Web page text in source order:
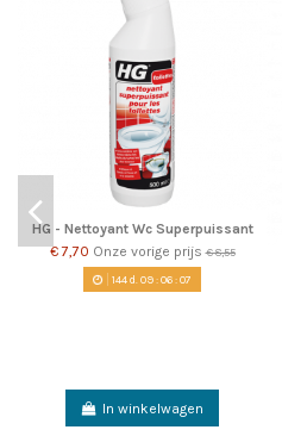
HG - Nettoyant Wc Superpuissant
€ 7,70 Onze vorige prijs€ 8,55
144d. 09:06:07
In winkelwagen